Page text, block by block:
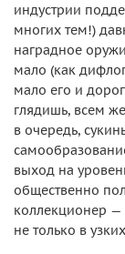
индустрии
многих тем!)
наградное
мало (как
мало его и
глядишь, всем
в очередь,
выход на
общественно
коллекционер
не только в